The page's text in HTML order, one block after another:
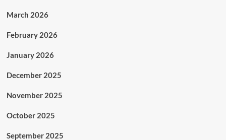
March 2026
February 2026
January 2026
December 2025
November 2025
October 2025
September 2025